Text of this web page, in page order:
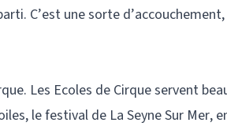
C’est une sorte d’accouchement,
Les Ecoles de Cirque servent
le festival de La Seyne Sur Mer,